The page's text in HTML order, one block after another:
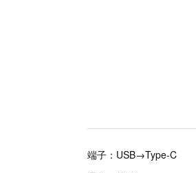
端子：USB→Type-C